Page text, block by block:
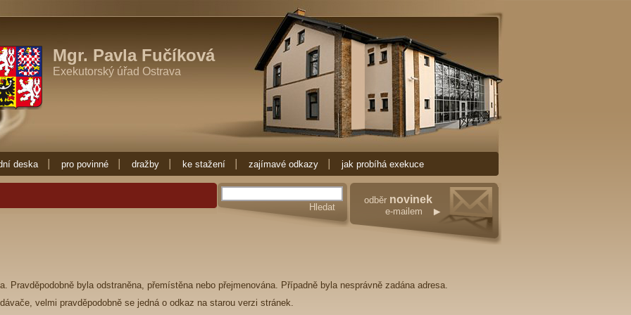
exekutora zkuste Exekutorský úřad Ostrava, který zajišťuje exekuce a exekutorskou činnost nejen ve městě Ostrava.
Exekuce Ostrava je zde pro Vás. exekuce, prodej nemovitostí, dražby nemovitostíExekuce Ostrava. Pořebujeteli
obraťte se na Exekutorský úřad Ostrava, máme dloholeté zkušenosti a mnoho spokojených klientů.
Mgr. Pavla Fučíková
Exekutorský úřad Ostrava
deska pro povinné dražby ke stažení zajímavé odkazy jak probíhá exekuce
odběr novinek
e-mailem
Pravděpodobně byla odstraněna, přemístěna nebo přejmenována. Případně byla nesprávně zadána adresa.
velmi pravděpodobně se jedná o odkaz na starou verzi stránek.